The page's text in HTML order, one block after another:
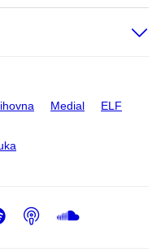
Medial ELF
Spotify
Podcast